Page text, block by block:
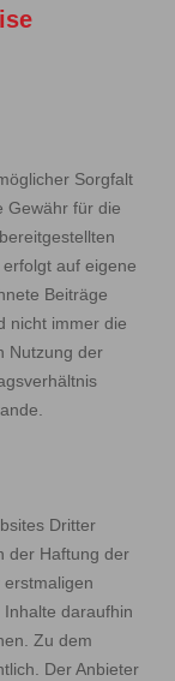
Sorgfalt
Gewähr für die
auf eigene
Beiträge
nicht immer die
Nutzung der
Dritter
der Haftung der
erstmaligen
daraufhin
Zu dem
Der Anbieter